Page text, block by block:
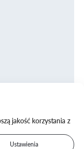
jakość korzystania z
Ustawienia